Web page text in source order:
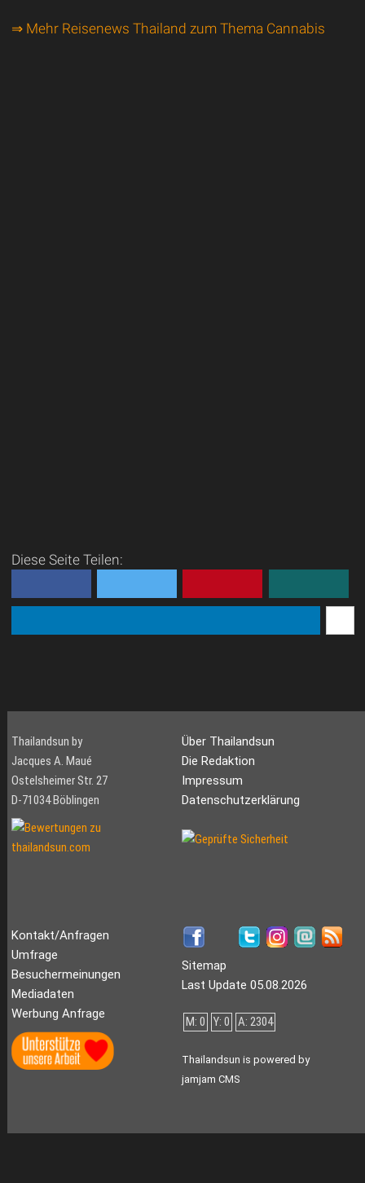
⇒ Mehr Reisenews Thailand zum Thema Cannabis
Diese Seite Teilen:
Thailandsun by
Jacques A. Maué
Ostelsheimer Str. 27
D-71034 Böblingen
Über Thailandsun
Die Redaktion
Impressum
Datenschutzerklärung
Kontakt/Anfragen
Umfrage
Besuchermeinungen
Mediadaten
Werbung Anfrage
Sitemap
Last Update 05.08.2026
M: 0 Y: 0 A: 2304
Thailandsun is powered by
jamjam CMS